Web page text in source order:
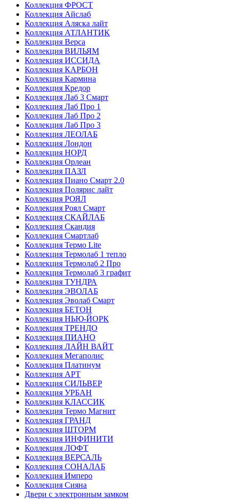
Коллекция ФРОСТ
Коллекция Айслаб
Коллекция Аляска лайт
Коллекция АТЛАНТИК
Коллекция Верса
Коллекция ВИЛЬЯМ
Коллекция ИССИДА
Коллекция КАРБОН
Коллекция Кармина
Коллекция Кредор
Коллекция Лаб 3 Смарт
Коллекция Лаб Про 1
Коллекция Лаб Про 2
Коллекция Лаб Про 3
Коллекция ЛЕОЛАБ
Коллекция Лондон
Коллекция НОРД
Коллекция Орлеан
Коллекция ПАЗЛ
Коллекция Пиано Смарт 2.0
Коллекция Полярис лайт
Коллекция РОЯЛ
Коллекция Роял Смарт
Коллекция СКАЙЛАБ
Коллекция Скандия
Коллекция Смартлаб
Коллекция Термо Lite
Коллекция Термолаб 1 тепло
Коллекция Термолаб 2 Про
Коллекция Термолаб 3 графит
Коллекция ТУНДРА
Коллекция ЭВОЛАБ
Коллекция Эволаб Смарт
Коллекция БЕТОН
Коллекция НЬЮ-ЙОРК
Коллекция ТРЕНДО
Коллекция ПИАНО
Коллекция ЛАЙН ВАЙТ
Коллекция Мегаполис
Коллекция Платинум
Коллекция АРТ
Коллекция СИЛЬВЕР
Коллекция УРБАН
Коллекция КЛАССИК
Коллекция Термо Магнит
Коллекция ГРАНД
Коллекция ШТОРМ
Коллекция ИНФИНИТИ
Коллекция ЛОФТ
Коллекция ВЕРСАЛЬ
Коллекция СОНАЛАБ
Коллекция Имперо
Коллекция Сияна
Двери с электронным замком